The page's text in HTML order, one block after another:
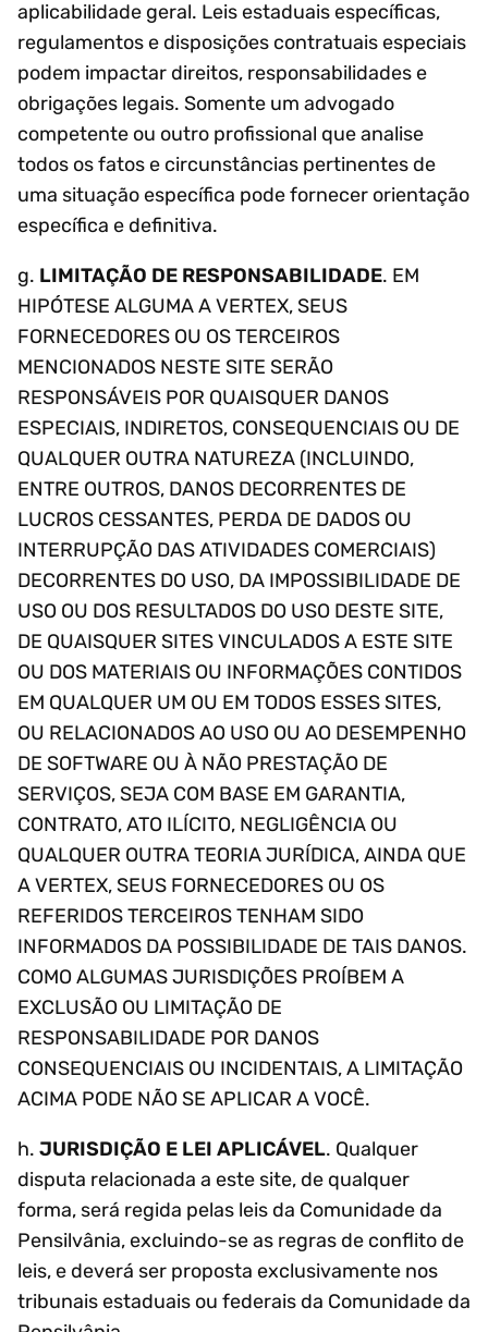
aplicabilidade geral. Leis estaduais específicas,
regulamentos e disposições contratuais especiais
podem impactar direitos, responsabilidades e
obrigações legais. Somente um advogado
competente ou outro profissional que analise
todos os fatos e circunstâncias pertinentes de
uma situação específica pode fornecer orientação
específica e definitiva.
g. LIMITAÇÃO DE RESPONSABILIDADE. EM
HIPÓTESE ALGUMA A VERTEX, SEUS
FORNECEDORES OU OS TERCEIROS
MENCIONADOS NESTE SITE SERÃO
RESPONSÁVEIS POR QUAISQUER DANOS
ESPECIAIS, INDIRETOS, CONSEQUENCIAIS OU DE
QUALQUER OUTRA NATUREZA (INCLUINDO,
ENTRE OUTROS, DANOS DECORRENTES DE
LUCROS CESSANTES, PERDA DE DADOS OU
INTERRUPÇÃO DAS ATIVIDADES COMERCIAIS)
DECORRENTES DO USO, DA IMPOSSIBILIDADE DE
USO OU DOS RESULTADOS DO USO DESTE SITE,
DE QUAISQUER SITES VINCULADOS A ESTE SITE
OU DOS MATERIAIS OU INFORMAÇÕES CONTIDOS
EM QUALQUER UM OU EM TODOS ESSES SITES,
OU RELACIONADOS AO USO OU AO DESEMPENHO
DE SOFTWARE OU À NÃO PRESTAÇÃO DE
SERVIÇOS, SEJA COM BASE EM GARANTIA,
CONTRATO, ATO ILÍCITO, NEGLIGÊNCIA OU
QUALQUER OUTRA TEORIA JURÍDICA, AINDA QUE
A VERTEX, SEUS FORNECEDORES OU OS
REFERIDOS TERCEIROS TENHAM SIDO
INFORMADOS DA POSSIBILIDADE DE TAIS DANOS.
COMO ALGUMAS JURISDIÇÕES PROÍBEM A
EXCLUSÃO OU LIMITAÇÃO DE
RESPONSABILIDADE POR DANOS
CONSEQUENCIAIS OU INCIDENTAIS, A LIMITAÇÃO
ACIMA PODE NÃO SE APLICAR A VOCÊ.
h. JURISDIÇÃO E LEI APLICÁVEL. Qualquer
disputa relacionada a este site, de qualquer
forma, será regida pelas leis da Comunidade da
Pensilvânia, excluindo-se as regras de conflito de
leis, e deverá ser proposta exclusivamente nos
tribunais estaduais ou federais da Comunidade da